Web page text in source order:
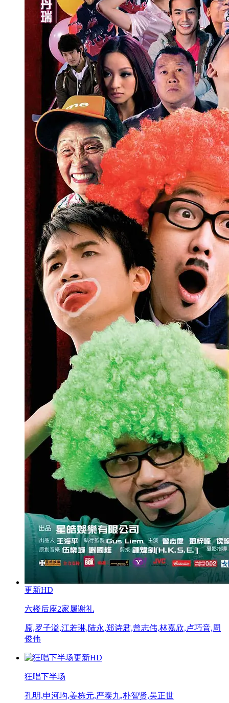
更新HD
六楼后座2家属谢礼
原,罗子溢,江若琳,陆永,郑诗君,曾志伟,林嘉欣,卢巧音,周
俊伟
更新HD
狂唱下半场
孔明,申河均,姜栋元,严泰九,朴智贤,吴正世